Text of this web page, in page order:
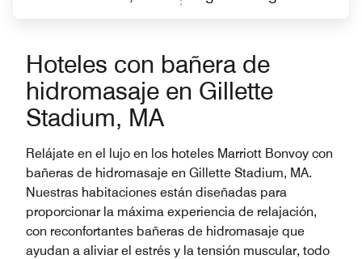
Hoteles con bañera de
hidromasaje en Gillette
Stadium, MA
Relájate en el lujo en los hoteles Marriott Bonvoy con
bañeras de hidromasaje en Gillette Stadium, MA.
Nuestras habitaciones están diseñadas para
proporcionar la máxima experiencia de relajación,
con reconfortantes bañeras de hidromasaje que
ayudan a aliviar el estrés y la tensión muscular, todo